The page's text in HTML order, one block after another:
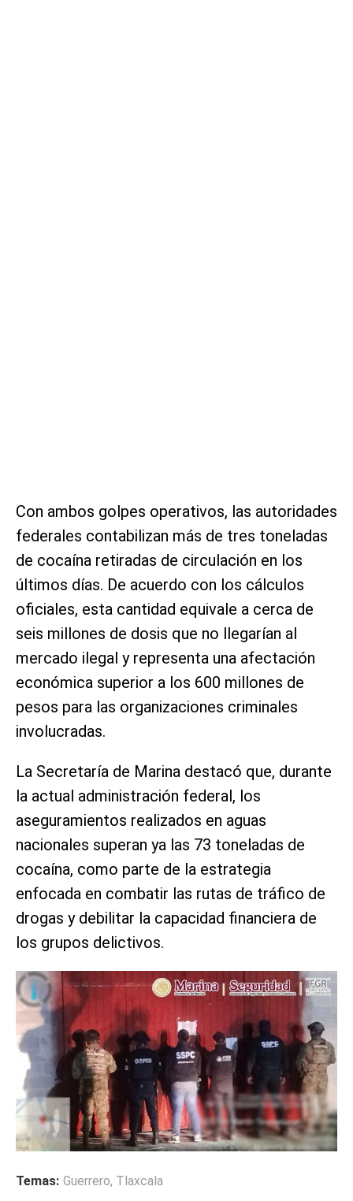
Con ambos golpes operativos, las autoridades
federales contabilizan más de tres toneladas
de cocaína retiradas de circulación en los
últimos días. De acuerdo con los cálculos
oficiales, esta cantidad equivale a cerca de
seis millones de dosis que no llegarían al
mercado ilegal y representa una afectación
económica superior a los 600 millones de
pesos para las organizaciones criminales
involucradas.
La Secretaría de Marina destacó que, durante
la actual administración federal, los
aseguramientos realizados en aguas
nacionales superan ya las 73 toneladas de
cocaína, como parte de la estrategia
enfocada en combatir las rutas de tráfico de
drogas y debilitar la capacidad financiera de
los grupos delictivos.
Temas: Guerrero, Tlaxcala